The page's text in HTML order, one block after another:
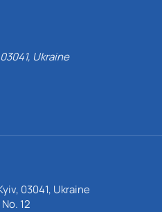
Ukraine
03041, Ukraine
12